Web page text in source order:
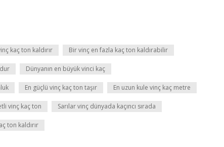
kaç ton kaldırır Bir vinç en fazla kaç ton kaldırabilir
Dünyanın en büyük vinci kaç
En güçlü vinç kaç ton taşır En uzun kule vinç kaç metre
vinç kaç ton Sarılar vinç dünyada kaçıncı sırada
ton kaldırır